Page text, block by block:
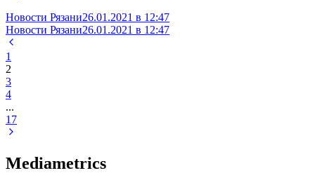
Новости Рязани26.01.2021 в 12:47
Новости Рязани26.01.2021 в 12:47
1
2
3
4
...
17
Mediametrics